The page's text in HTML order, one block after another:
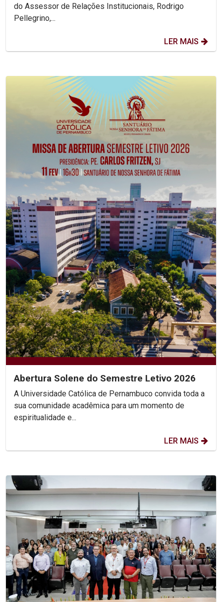
do Assessor de Relações Institucionais, Rodrigo
Pellegrino,...
LER MAIS
Abertura Solene do Semestre Letivo 2026
A Universidade Católica de Pernambuco convida toda a
sua comunidade acadêmica para um momento de
espiritualidade e...
LER MAIS